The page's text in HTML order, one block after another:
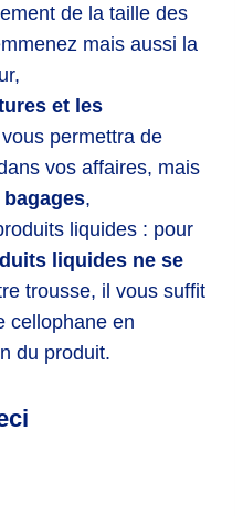
de la taille des
mais aussi la
et les
permettra de
vos affaires, mais
,
liquides : pour
liquides ne se
trousse, il vous suffit
cellophane en
du produit.